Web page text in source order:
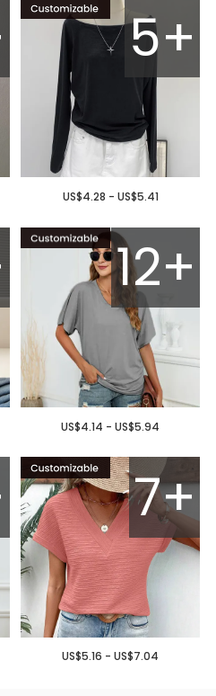
5+
US$4.28 - US$5.41
12+
US$4.14 - US$5.94
7+
US$5.16 - US$7.04